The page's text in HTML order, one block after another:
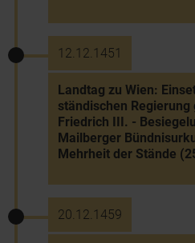
12.12.1451
Landtag zu Wien:
ständischen Regierung
Friedrich III. -
Mailberger
Mehrheit der Stände
20.12.1459